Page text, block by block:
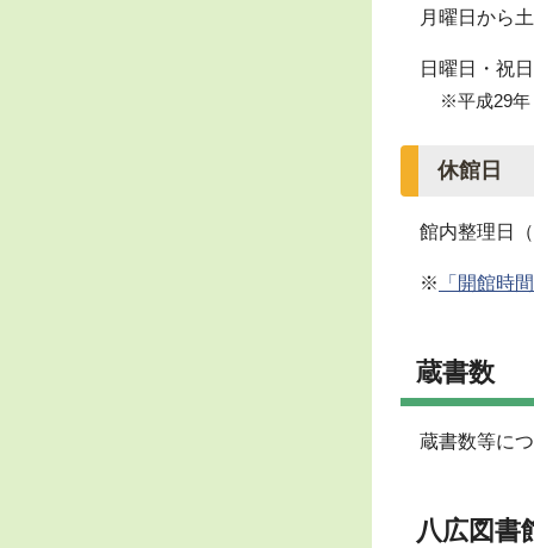
月曜日から
日曜日・祝
※平成29年
休館日
館内整理日
※ 「開館時
蔵書数
蔵書数等に
八広図書